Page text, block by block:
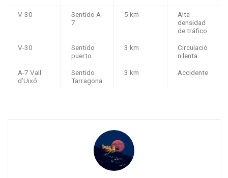
V-30
Sentido A-
7
5 km
Alta
densidad
de tráfico
V-30
Sentido
puerto
3 km
Circulació
n lenta
A-7 Vall
d’Uixó
Sentido
Tarragona
3 km Accidente